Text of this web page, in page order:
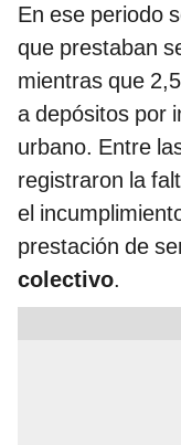
En ese periodo
que prestaban
mientras que
a depósitos por
urbano. Entre
registraron la
el
prestación de
colectivo.